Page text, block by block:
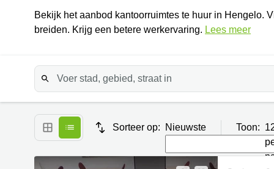
Bekijk het aanbod kantoorruimtes te huur in Hengelo.
breiden. Krijg een betere werkervaring. Lees meer
Sorteer op: Nieuwste Toon: